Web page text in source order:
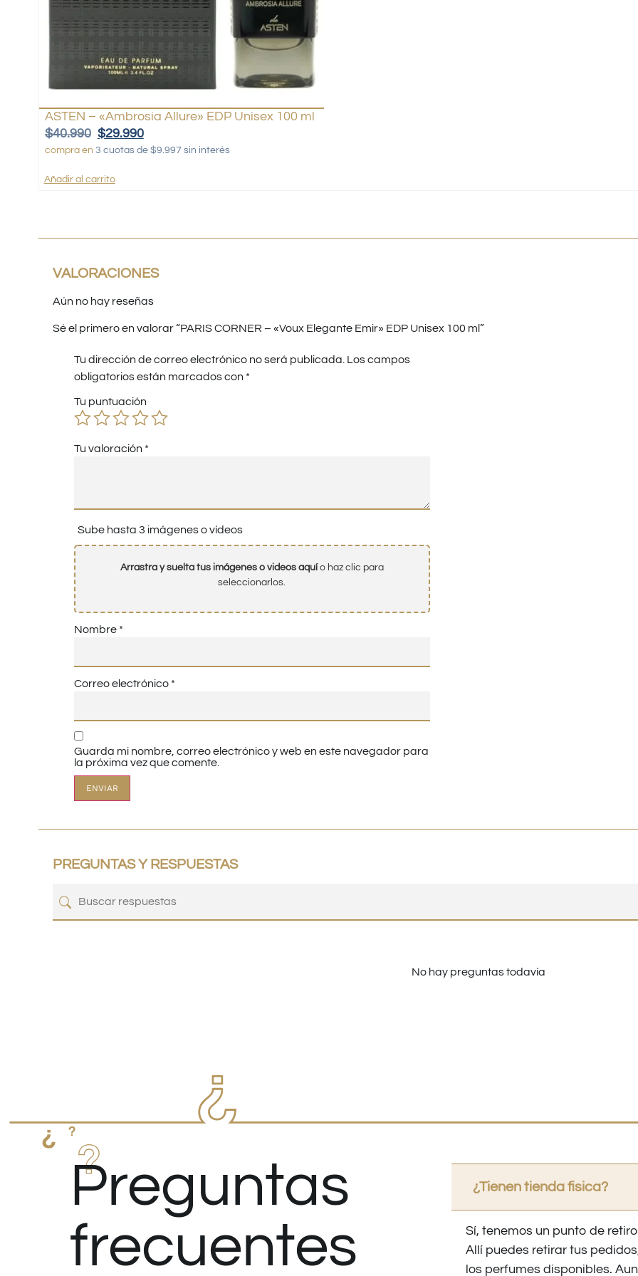
ASTEN – «Ambrosia Allure» EDP Unisex 100 ml
$40.990 $29.990
compra en 3 cuotas de $9.997 sin interés
Añadir al carrito
VALORACIONES
Aún no hay reseñas
Sé el primero en valorar “PARIS CORNER – «Voux Elegante Emir» EDP Unisex 100 ml”
Tu dirección de correo electrónico no será publicada. Los campos
obligatorios están marcados con *
Tu puntuación
Tu valoración *
Sube hasta 3 imágenes o vídeos
Arrastra y suelta tus imágenes o videos aquío haz clic para
seleccionarlos.
Nombre *
Correo electrónico *
Guarda mi nombre, correo electrónico y web en este navegador para
la próxima vez que comente.
PREGUNTAS Y RESPUESTAS
No hay preguntas todavía
Preguntas
frecuentes
¿Tienen tienda fisica?
Sí, tenemos un punto de
Allí puedes retirar tus
los perfumes disponibles.